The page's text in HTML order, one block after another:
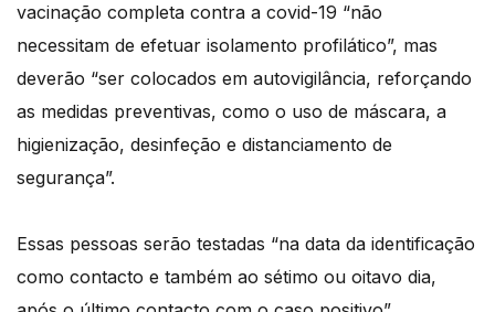
vacinação completa contra a covid-19 “não
necessitam de efetuar isolamento profilático”, mas
deverão “ser colocados em autovigilância, reforçando
as medidas preventivas, como o uso de máscara, a
higienização, desinfeção e distanciamento de
segurança”.
Essas pessoas serão testadas “na data da identificação
como contacto e também ao sétimo ou oitavo dia,